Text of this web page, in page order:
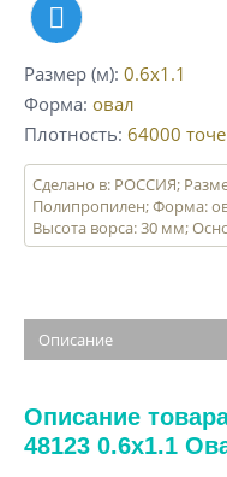
Размер (м) 0.6x1.1
Форма овал
Плотность 64000
Сделано в: РОССИЯ;
Полипропилен; Форма:
Высота ворса: 30 мм;
Описание
Описание
48123 0.6x1.1